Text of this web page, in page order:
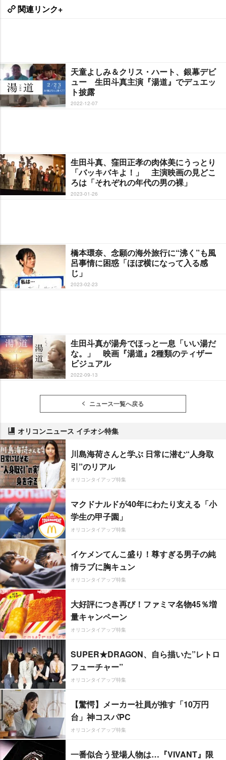
関連リンク+
天童よしみ＆クリス・ハート、銀幕デビ
ュー 生田斗真主演『湯道』でデュエッ
ト披露
2022-12-07
生田斗真、窪田正孝の肉体美にうっとり
「バッキバキよ！」 主演映画の見どこ
ろは「それぞれの年代の男の裸」
2023-01-26
橋本環奈、念願の海外旅行に“沸く”も風
呂事情に困惑「ほぼ横になって入る感
じ」
2023-02-23
生田斗真が湯舟でほっと一息「いい湯だ
な。」 映画『湯道』2種類のティザー
ビジュアル
2022-09-13
ニュース一覧へ戻る
オリコンニュース イチオシ特集
川島海荷さんと学ぶ 日常に潜む“人身取
引”のリアル
オリコンタイアップ特集
マクドナルドが40年にわたり支える「小
学生の甲子園」
オリコンタイアップ特集
イケメンてんこ盛り！尊すぎる男子の純
情ラブに胸キュン
オリコンタイアップ特集
大好評につき再び！ファミマ名物45％増
量キャンペーン
オリコンタイアップ特集
SUPER★DRAGON、自ら描いた”レトロ
フューチャー”
オリコンタイアップ特集
【驚愕】メーカー社員が推す「10万円
台」神コスパPC
オリコンタイアップ特集
一番似合う登場人物は…『VIVANT』限